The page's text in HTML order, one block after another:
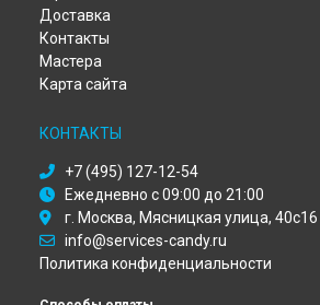
Ремонт посудомоечной машины Candy в
Ремонт посудомоечной машины Candy в
Ремонт посудомоечной машины Candy в
Ремонт посудомоечной машины Candy в
Ремонт посудомоечной машины Candy в
Доставка
Контакты
Мастера
Карта сайта
КОНТАКТЫ
+7 (495) 127-12-54
Ежедневно с 09:00 до 21:00
г. Москва, Мясницкая улица, 40с16
info@services-candy.ru
Политика конфиденциальности